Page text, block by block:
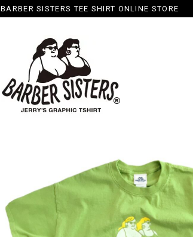
BARBER SISTERS TEE SHIRT ONLINE STORE